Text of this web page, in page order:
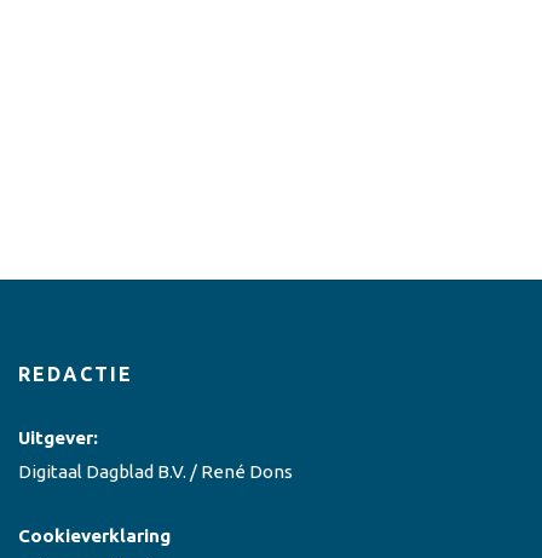
REDACTIE
Uitgever:
Digitaal Dagblad B.V. / René Dons
Cookieverklaring